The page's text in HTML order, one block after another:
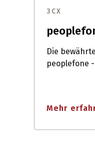
3CX
Die
peoplefone
Mehr